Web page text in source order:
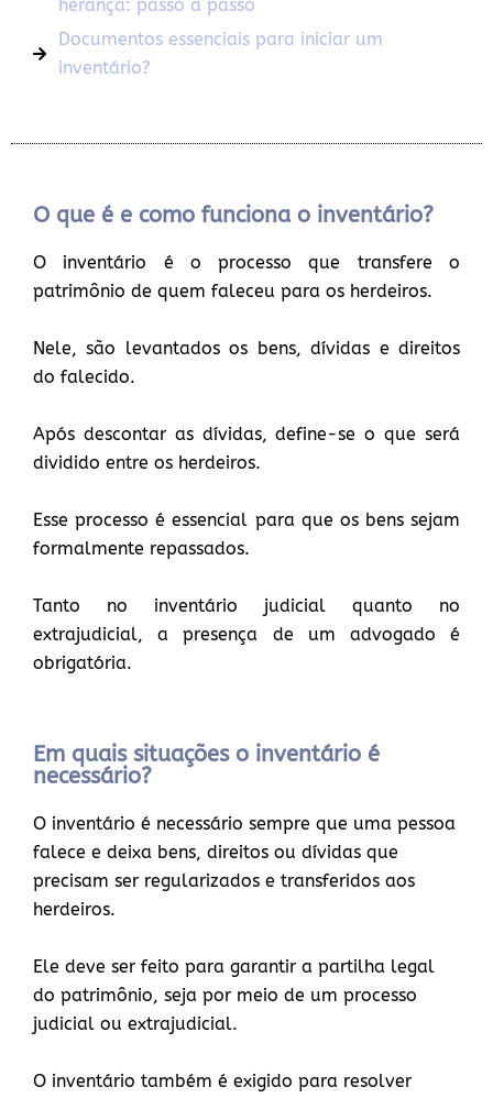
herança: passo a passo
Documentos essenciais para iniciar um
inventário?
O que é e como funciona o inventário?
O inventário é o processo que transfere o
patrimônio de quem faleceu para os herdeiros.
Nele, são levantados os bens, dívidas e direitos
do falecido.
Após descontar as dívidas, define-se o que será
dividido entre os herdeiros.
Esse processo é essencial para que os bens sejam
formalmente repassados.
Tanto no inventário judicial quanto no
extrajudicial, a presença de um advogado é
obrigatória.
Em quais situações o inventário é
necessário?
O inventário é necessário sempre que uma pessoa
falece e deixa bens, direitos ou dívidas que
precisam ser regularizados e transferidos aos
herdeiros.
Ele deve ser feito para garantir a partilha legal
do patrimônio, seja por meio de um processo
judicial ou extrajudicial.
O inventário também é exigido para resolver